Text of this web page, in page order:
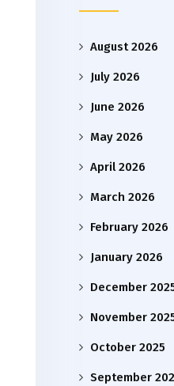
August 2026
July 2026
June 2026
May 2026
April 2026
March 2026
February 2026
January 2026
December
November
October 2025
September